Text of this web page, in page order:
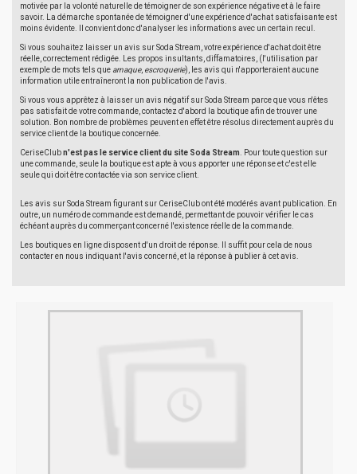
motivée par la volonté naturelle de témoigner de son expérience négative et à le faire
savoir. La démarche spontanée de témoigner d'une expérience d'achat satisfaisante est
moins évidente. Il convient donc d'analyser les informations avec un certain recul.
Si vous souhaitez laisser un avis sur Soda Stream, votre expérience d'achat doit être
réelle, correctement rédigée. Les propos insultants, diffamatoires, (l'utilisation par
exemple de mots tels que arnaque, escroquerie), les avis qui n'apporteraient aucune
information utile entraîneront la non publication de l'avis.
Si vous vous apprêtez à laisser un avis négatif sur Soda Stream parce que vous n'êtes
pas satisfait de votre commande, contactez d'abord la boutique afin de trouver une
solution. Bon nombre de problèmes peuvent en effet être résolus directement auprès du
service client de la boutique concernée.
CeriseClubn'est pas le service client du site Soda Stream . Pour toute question sur
une commande, seule la boutique est apte à vous apporter une réponse et c'est elle
seule qui doit être contactée via son service client.
Les avis sur Soda Stream figurant sur CeriseClub ont été modérés avant publication. En
outre, un numéro de commande est demandé, permettant de pouvoir vérifier le cas
échéant auprès du commerçant concerné l'existence réelle de la commande.
Les boutiques en ligne disposent d'un droit de réponse. Il suffit pour cela de nous
contacter en nous indiquant l'avis concerné, et la réponse à publier à cet avis.